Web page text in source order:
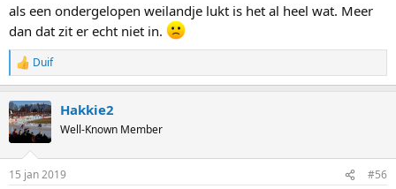
als een ondergelopen weilandje lukt is het al heel wat. Meer
dan dat zit er echt niet in.
R
e
c
t
i
s
Duif
Hakkie2
Well-Known Member
15 jan 2019 #56